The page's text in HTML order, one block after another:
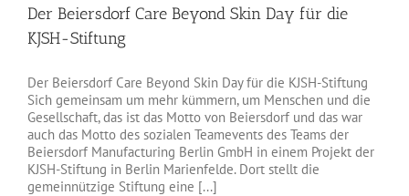
Der Beiersdorf Care Beyond Skin Day für die
KJSH-Stiftung
Der Beiersdorf Care Beyond Skin Day für die KJSH-Stiftung
Sich gemeinsam um mehr kümmern, um Menschen und die
Gesellschaft, das ist das Motto von Beiersdorf und das war
auch das Motto des sozialen Teamevents des Teams der
Beiersdorf Manufacturing Berlin GmbH in einem Projekt der
KJSH-Stiftung in Berlin Marienfelde. Dort stellt die
gemeinnützige Stiftung eine [...]